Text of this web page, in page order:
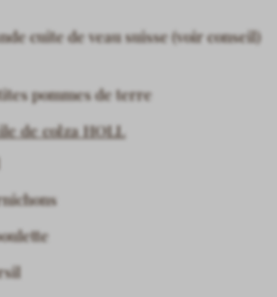
cuite de veau suisse (voir conseil)
pommes de terre
de colza HOLL